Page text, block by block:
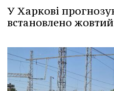
У Харкові
встановлено